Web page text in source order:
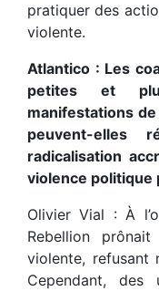
pratiquer des
violente.
Atlantico : Les
petites et
manifestations
peuvent-elles
radicalisation
violence politique
Olivier Vial : À
Rebellion
violente, refusant
Cependant, des